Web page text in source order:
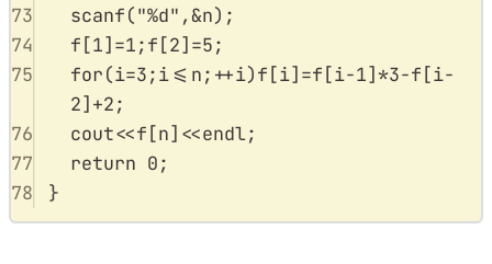
73
scanf("%d" , &n);
74
f [1] =1;f [2] =5;
75
for(i=3;i<= n; ++i)f [i] =f [i-1] *3-f [i-
2] +2;
76
cout<<f [n] <<endl;
77
return 0;
78
}